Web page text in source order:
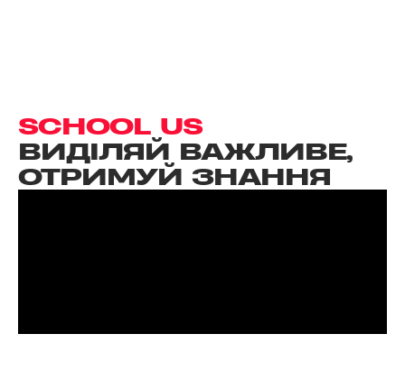
SCHOOL US
ВИДІЛЯЙ ВАЖЛИВЕ,
ОТРИМУЙ ЗНАННЯ